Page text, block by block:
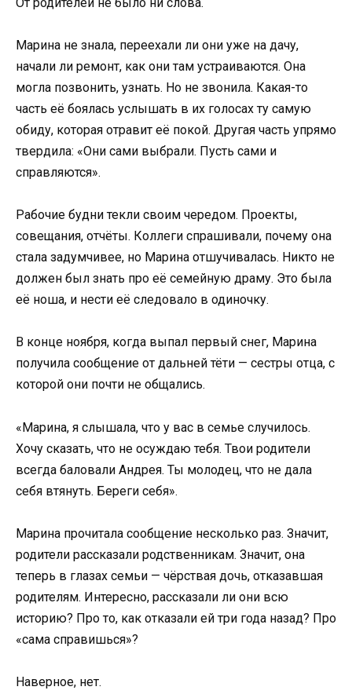
Марина не знала, переехали ли они уже на дачу,
начали ли ремонт, как они там устраиваются. Она
могла позвонить, узнать. Но не звонила. Какая-то
часть её боялась услышать в их голосах ту самую
обиду, которая отравит её покой. Другая часть упрямо
твердила: «Они сами выбрали. Пусть сами и
справляются».
Рабочие будни текли своим чередом. Проекты,
совещания, отчёты. Коллеги спрашивали, почему она
стала задумчивее, но Марина отшучивалась. Никто не
должен был знать про её семейную драму. Это была
её ноша, и нести её следовало в одиночку.
В конце ноября, когда выпал первый снег, Марина
получила сообщение от дальней тёти — сестры отца, с
которой они почти не общались.
«Марина, я слышала, что у вас в семье случилось.
Хочу сказать, что не осуждаю тебя. Твои родители
всегда баловали Андрея. Ты молодец, что не дала
себя втянуть. Береги себя».
Марина прочитала сообщение несколько раз. Значит,
родители рассказали родственникам. Значит, она
теперь в глазах семьи — чёрствая дочь, отказавшая
родителям. Интересно, рассказали ли они всю
историю? Про то, как отказали ей три года назад? Про
«сама справишься»?
Наверное, нет.